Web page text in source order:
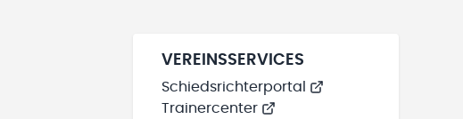
VEREINSSERVICES
Schiedsrichterportal
Trainercenter